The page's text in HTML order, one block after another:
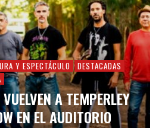
Y ESPECTÁCULO
DESTACADAS
A TEMPERLEY
EN EL AUDITORIO